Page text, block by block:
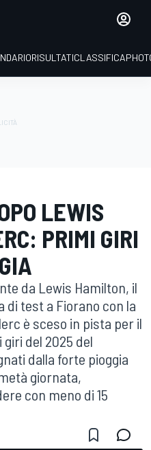
RISULTATICLASSIFICA
LEWIS
PRIMI GIRI
da Lewis Hamilton, il
di test a Fiorano con la
è sceso in pista per il
del 2025 del
dalla forte pioggia
giornata,
con meno di 15